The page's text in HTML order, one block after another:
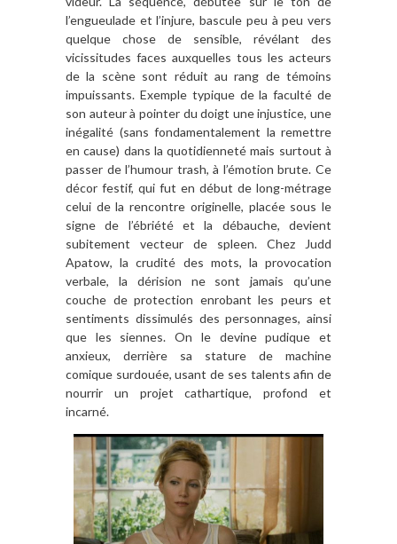
l’engueulade et l’injure, bascule peu à peu vers
quelque chose de sensible, révélant des
vicissitudes faces auxquelles tous les acteurs
de la scène sont réduit au rang de témoins
impuissants. Exemple typique de la faculté de
son auteur à pointer du doigt une injustice, une
inégalité (sans fondamentalement la remettre
en cause) dans la quotidienneté mais surtout à
passer de l’humour trash, à l’émotion brute. Ce
décor festif, qui fut en début de long-métrage
celui de la rencontre originelle, placée sous le
signe de l’ébriété et la débauche, devient
subitement vecteur de spleen. Chez Judd
Apatow, la crudité des mots, la provocation
verbale, la dérision ne sont jamais qu’une
couche de protection enrobant les peurs et
sentiments dissimulés des personnages, ainsi
que les siennes. On le devine pudique et
anxieux, derrière sa stature de machine
comique surdouée, usant de ses talents afin de
nourrir un projet cathartique, profond et
incarné.